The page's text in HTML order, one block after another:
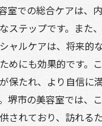
室での総合ケアは、
ステップです。また
ャルケアは、将来的
めにも効果的です。こ
保たれ、より自信に
堺市の美容室では、
されており、訪れる